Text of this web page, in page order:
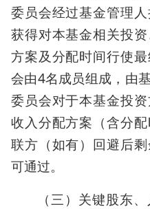
委员会经过基金管理
获得对本基金相关投
方案及分配时间行使
会由4名成员组成，由
委员会对于本基金投
收入分配方案（含分
联方（如有）回避后
可通过。
（三）关键股东